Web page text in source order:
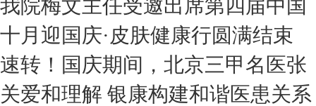
我院梅文主任受邀出席第四届中国
十月迎国庆·皮肤健康行圆满结束
速转！国庆期间，北京三甲名医张
关爱和理解 银康构建和谐医患关系